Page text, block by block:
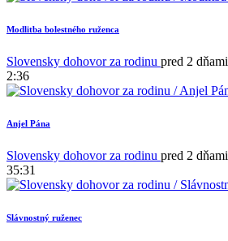
1
Modlitba bolestného ruženca
Slovensky dohovor za rodinu pred 2 dňami
2:36
Anjel Pána
Slovensky dohovor za rodinu pred 2 dňami
35:31
Slávnostný ruženec